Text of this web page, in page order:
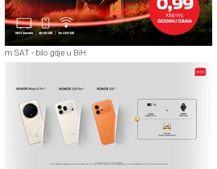
m:SAT - bilo gdje u BiH